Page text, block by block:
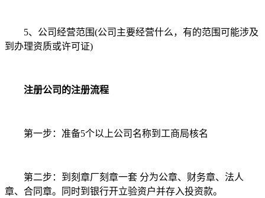
5、公司经营范围(公司主要经营什么，有的范围可能涉及
到办理资质或许可证)
注册公司的注册流程
第一步：准备5个以上公司名称到工商局核名
第二步：到刻章厂刻章一套 分为公章、财务章、法人
章、合同章。同时到银行开立验资户并存入投资款。